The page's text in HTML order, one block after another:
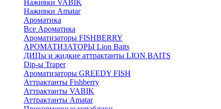
Наживки VABIK
Наживки Amatar
Ароматика
Все Ароматика
Ароматизаторы FISHBERRY
АРОМАТИЗАТОРЫ Lion Baits
ДИПы и жидкие аттрактанты LION BAITS
Dip-ы Traper
Ароматизаторы GREEDY FISH
Аттрактанты Fishberry
Аттрактанты VABIK
Аттрактанты Amatar